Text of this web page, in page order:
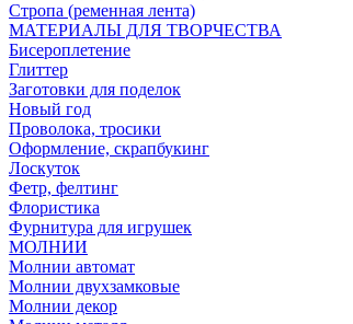
Стропа (ременная лента)
МАТЕРИАЛЫ ДЛЯ ТВОРЧЕСТВА
Бисероплетение
Глиттер
Заготовки для поделок
Новый год
Проволока, тросики
Оформление, скрапбукинг
Лоскуток
Фетр, фелтинг
Флористика
Фурнитура для игрушек
МОЛНИИ
Молнии автомат
Молнии двухзамковые
Молнии декор